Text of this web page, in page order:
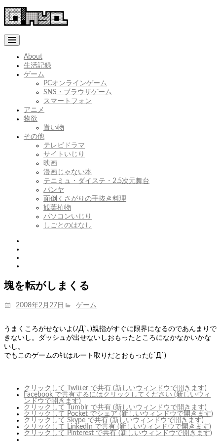
コ
ン
ン
ツ
About
生活記録
ゲーム
PCオンラインゲーム
SNS・ブラウザゲーム
スマートフォン
アニメ
物欲
貰い物
その他
テレビドラマ
サイトいじり
映画
漫画じゃない本
テニミュ・ダイステ・2.5次元舞台
パンヤ
面倒くさがりの手抜き料理
観葉植物
パソコンいじり
しごとのはなし
塊を転がしまくる
投
2008年2月27日
カ
リ
ー
ゲーム
うまくころがせないよ(ﾉД`､)親指がすぐに限界になるのであんまりで
きないし。ダッシュが出せないしおもったところになかなかいかな
いし。
でもこのゲームのｷﾓはルート取りだとおもった(;´Д`)
クリックして Twitter で共有 (新しいウィンドウで開きます)
Facebook で共有するにはクリックしてください (新しいウィ
ンドウで開きます)
クリックして Tumblr で共有 (新しいウィンドウで開きます)
クリックして Pocket でシェア (新しいウィンドウで開きます)
クリックして Skype で共有 (新しいウィンドウで開きます)
クリックして LinkedIn で共有 (新しいウィンドウで開きます)
クリックして Pinterest で共有 (新しいウィンドウで開きます)